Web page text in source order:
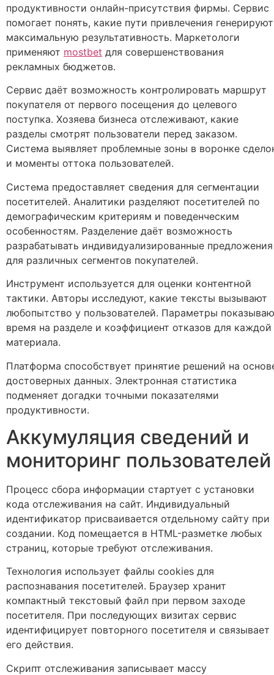
продуктивности онлайн-присутствия фирмы. Сервис
помогает понять, какие пути привлечения генерируют
максимальную результативность. Маркетологи
применяют mostbet для совершенствования
рекламных бюджетов.
Сервис даёт возможность контролировать маршрут
покупателя от первого посещения до целевого
поступка. Хозяева бизнеса отслеживают, какие
разделы смотрят пользователи перед заказом.
Система выявляет проблемные зоны в воронке
и моменты оттока пользователей.
Система предоставляет сведения для сегментации
посетителей. Аналитики разделяют посетителей по
демографическим критериям и поведенческим
особенностям. Разделение даёт возможность
разрабатывать индивидуализированные предложения
для различных сегментов покупателей.
Инструмент используется для оценки контентной
тактики. Авторы исследуют, какие тексты вызывают
любопытство у пользователей. Параметры
время на разделе и коэффициент отказов для каждой
материала.
Платформа способствует принятие решений на
достоверных данных. Электронная статистика
подменяет догадки точными показателями
продуктивности.
Аккумуляция сведений и
мониторинг пользователей
Процесс сбора информации стартует с установки
кода отслеживания на сайт. Индивидуальный
идентификатор присваивается отдельному сайту при
создании. Код помещается в HTML-разметке любых
страниц, которые требуют отслеживания.
Технология использует файлы cookies для
распознавания посетителей. Браузер хранит
компактный текстовый файл при первом заходе
посетителя. При последующих визитах сервис
идентифицирует повторного посетителя и связывает
его действия.
Скрипт отслеживания записывает массу